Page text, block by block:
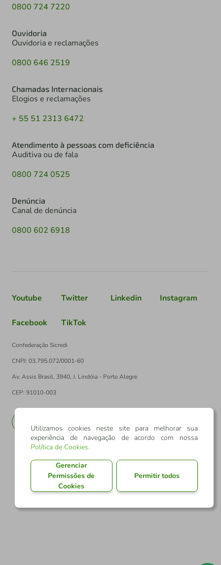
0800 724 7220
Ouvidoria
Ouvidoria e reclamações
0800 646 2519
Chamadas Internacionais
Elogios e reclamações
+ 55 51 2313 6472
Atendimento à pessoas com deficiência
Auditiva ou de fala
0800 724 0525
Denúncia
Canal de denúncia
0800 602 6918
Youtube Twitter Linkedin Instagram
Facebook TikTok
Confederação Sicredi
CNPJ: 03.795.072/0001-60
Av. Assis Brasil, 3940, J. Lindóia - Porto Alegre
CEP: 91010-003
Utilizamos cookies neste site para melhorar sua
experiência de navegação de acordo com nossa
Política de Cookies.
Gerenciar
Permissões de
Cookies
Permitir todos